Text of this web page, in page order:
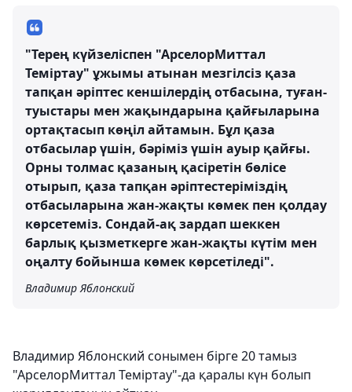
"Терең күйзеліспен "АрселорМиттал
Теміртау" ұжымы атынан мезгілсіз қаза
тапқан әріптес кеншілердің отбасына, туған-
туыстары мен жақындарына қайғыларына
ортақтасып көңіл айтамын. Бұл қаза
отбасылар үшін, бәріміз үшін ауыр қайғы.
Орны толмас қазаның қасіретін бөлісе
отырып, қаза тапқан әріптестеріміздің
отбасыларына жан-жақты көмек пен қолдау
көрсетеміз. Сондай-ақ зардап шеккен
барлық қызметкерге жан-жақты күтім мен
оңалту бойынша көмек көрсетіледі".
Владимир Яблонский
Владимир Яблонский cонымен бірге 20 тамыз
"АрселорМиттал Теміртау"-да қаралы күн болып